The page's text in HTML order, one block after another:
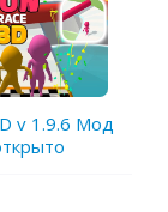
v 1.9.6 Мод